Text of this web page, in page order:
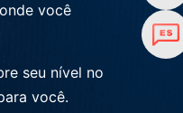
você
seu nível no
você.